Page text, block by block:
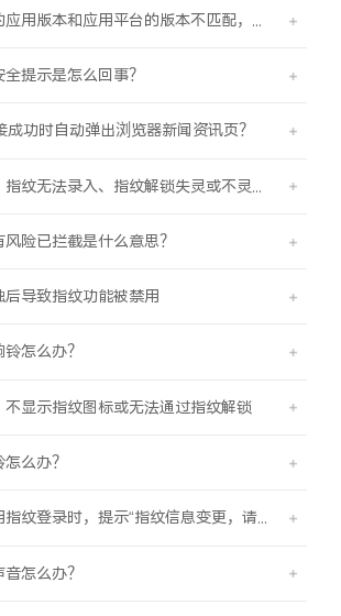
提示是怎么回事？
功时自动弹出浏览器新闻资讯页？
险已拦截是什么意思？
导致指纹功能被禁用
怎么办？
不显示指纹图标或无法通过指纹解锁
么办？
三方支付软件使用指纹登录时，提示“指纹信息变更，请重新验证登录信息后使用”
怎么办？